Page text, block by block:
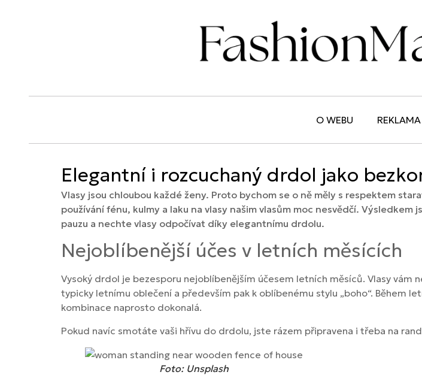
O WEBU REKLAMA
Elegantní i rozcuchaný drdol jako
Vlasy jsou chloubou každé ženy. Proto bychom se o ně měly s respektem
používání fénu, kulmy a laku na vlasy našim vlasům moc nesvědčí.
pauzu a nechte vlasy odpočívat díky elegantnímu drdolu.
Nejoblíbenější účes v letních měsících
Vysoký drdol je bezesporu nejoblíbenějším účesem letních měsíců. Vlasy vám
typicky letnímu oblečení a především pak k oblíbenému stylu „boho“. Během
kombinace naprosto dokonalá.
Pokud navíc smotáte vaši hřívu do drdolu, jste rázem připravena i třeba na
Foto: Unsplash